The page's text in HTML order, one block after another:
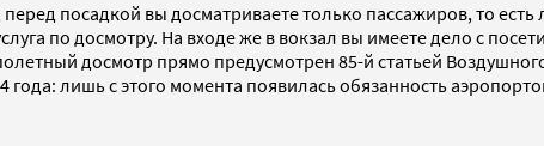
посадкой вы досматриваете только пассажиров, то
по досмотру. На входе же в вокзал вы имеете дело с
досмотр прямо предусмотрен 85-й статьей
лишь с этого момента появилась обязанность